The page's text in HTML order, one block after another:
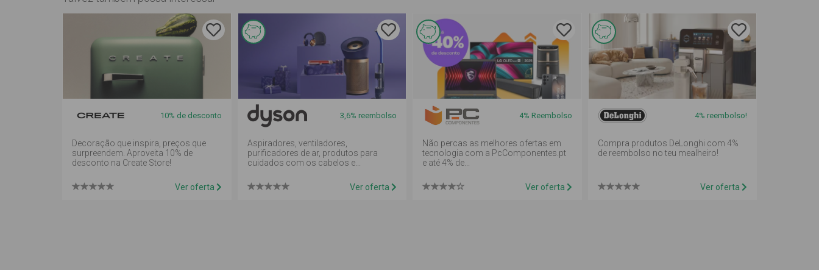
10% de desconto
Decoração que inspira, preços que
surpreendem. Aproveita 10% de
desconto na Create Store!
Ver oferta
Esta
de
reembolso
em
mealheiro
3,6% reembolso
Aspiradores, ventiladores,
purificadores de ar, produtos para
cuidados com os cabelos e...
Ver oferta
Esta
oferta é
de
reembolso
em
mealheiro
4% Reembolso
Não percas as melhores ofertas em
tecnologia com a PcComponentes.pt
e até 4% de...
Ver oferta
Esta
oferta é
de
reembolso
em
mealheiro
4% reembolso!
Compra produtos DeLonghi com 4%
de reembolso no teu mealheiro!
Ver oferta